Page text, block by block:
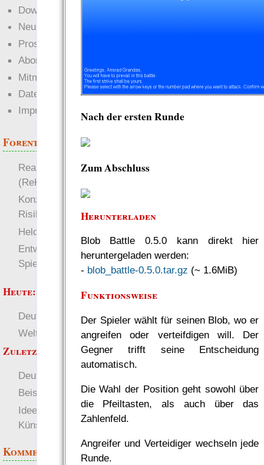
Nach der ersten Runde
Zum Abschluss
Herunterladen
Blob Battle 0.5.0 kann direkt hier
heruntergeladen werden:
- blob_battle-0.5.0.tar.gz (~ 1.6MiB)
Funktionsweise
Der Spieler wählt für seinen Blob, wo er
angreifen oder verteifdigen will. Der
Gegner trifft seine Entscheidung
automatisch.
Die Wahl der Position geht sowohl über
die Pfeiltasten, als auch über das
Zahlenfeld.
Angreifer und Verteidiger wechseln jede
Runde.
Downloads
Neuigkeiten
Prosa
Abonnieren
Mitmachen
Datenschutz
Impressum
Forenthemen
Realistische Kämpfe
(ReKa)
Konzept für Schwächen:
Risiko
Heldendokument
Entwicklung von
Spielwelten
Heute:
Deutsch
RaumZeit
Welten
±W6 (Würfel)
Zuletzt angezeigt:
Deutsch
Beispielcharaktere
Idee zur Funktion von
Künstlicher Gravitation
Kommentare